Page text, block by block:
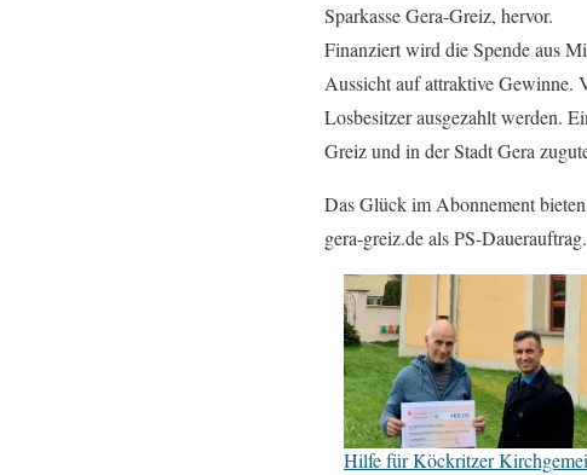
Sparkasse Gera-Greiz, hervor.
Finanziert wird die Spende aus
Aussicht auf attraktive Gewinne.
Losbesitzer ausgezahlt werden.
Greiz und in der Stadt Gera
Das Glück im Abonnement
gera-greiz.de als PS-Dauerauftrag.
Hilfe für Köckritzer